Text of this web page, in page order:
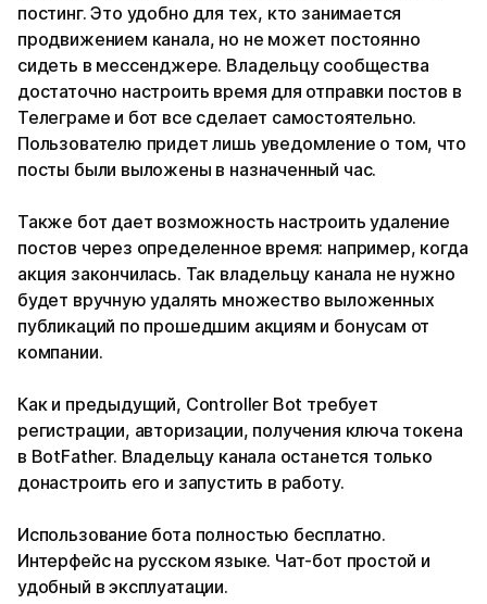
постинг. Это удобно для тех, кто занимается
продвижением канала, но не может постоянно
сидеть в мессенджере. Владельцу сообщества
достаточно настроить время для отправки постов в
Телеграме и бот все сделает самостоятельно.
Пользователю придет лишь уведомление о том, что
посты были выложены в назначенный час.
Также бот дает возможность настроить удаление
постов через определенное время: например, когда
акция закончилась. Так владельцу канала не нужно
будет вручную удалять множество выложенных
публикаций по прошедшим акциям и бонусам от
компании.
Как и предыдущий, Controller Bot требует
регистрации, авторизации, получения ключа токена
в BotFather. Владельцу канала останется только
донастроить его и запустить в работу.
Использование бота полностью бесплатно.
Интерфейс на русском языке. Чат-бот простой и
удобный в эксплуатации.